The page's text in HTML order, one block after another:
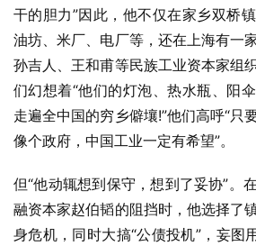
干的胆力”因此，他不仅在家乡双桥
油坊、米厂、电厂等，还在上海有一
孙吉人、王和甫等民族工业资本家组
们幻想着“他们的灯泡、热水瓶、阳
走遍全中国的穷乡僻壤!”他们高呼“只
像个政府，中国工业一定有希望”。
但“他动辄想到保守，想到了妥协”。
融资本家赵伯韬的阻挡时，他选择了
身危机，同时大搞“公债投机”，妄图